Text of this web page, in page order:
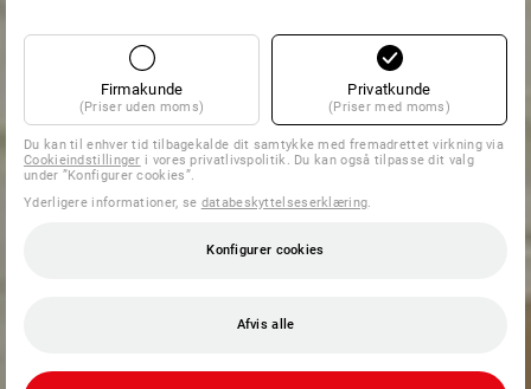
Firmakunde
(Priser uden moms)
Privatkunde
(Priser med moms)
Du kan til enhver tid tilbagekalde dit samtykke med fremadrettet virkning via
Cookieindstillinger i vores privatlivspolitik. Du kan også tilpasse dit valg
under ”Konfigurer cookies”.
Yderligere informationer, se databeskyttelseserklæring
Konfigurer cookies
Afvis alle